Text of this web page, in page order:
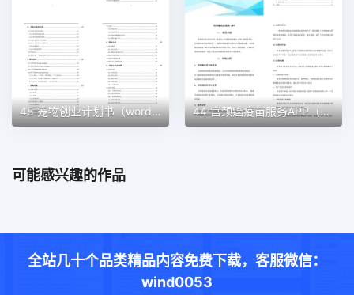
45 宠物创业计划书（word＋ppt配套）创业计划书word模板 44 宫颈癌疫苗服务APP（word＋ppt配套）创业计划书word模板
可能感兴趣的作品
全站几十个品类精品内容免费下载，客服微信：
wind0053